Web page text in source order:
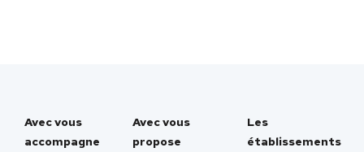
Avec vous
accompagne
Avec vous
propose
Les
établissements